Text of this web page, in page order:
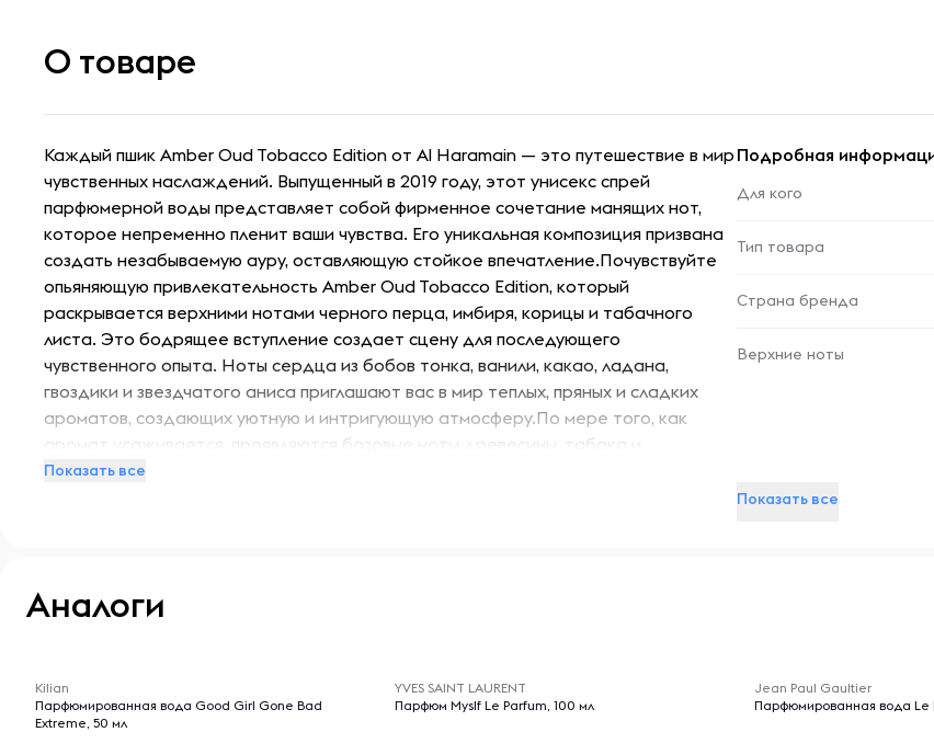
О товаре
Каждый пшик Amber Oud Tobacco Edition от Al Haramain — это путешествие в мир
чувственных наслаждений. Выпущенный в 2019 году, этот унисекс спрей
парфюмерной воды представляет собой фирменное сочетание манящих нот,
которое непременно пленит ваши чувства. Его уникальная композиция призвана
создать незабываемую ауру, оставляющую стойкое впечатление.Почувствуйте
опьяняющую привлекательность Amber Oud Tobacco Edition, который
раскрывается верхними нотами черного перца, имбиря, корицы и табачного
листа. Это бодрящее вступление создает сцену для последующего
чувственного опыта. Ноты сердца из бобов тонка, ванили, какао, ладана,
гвоздики и звездчатого аниса приглашают вас в мир теплых, пряных и сладких
ароматов, создающих уютную и интригующую атмосферу.По мере того, как
аромат усаживается, проявляются базовые ноты древесины, табака и
сухофруктов, окутывая вас древесным, насыщенным ароматом, который
Показать все
Подробная
Для кого
Тип товара
Страна бренда
Верхние ноты
Показать все
Аналоги
Kilian
Парфюмированная вода Good Girl Gone Bad
Extreme, 50 мл
YVES SAINT LAURENT
Парфюм Myslf Le Parfum, 100 мл
Jean Paul Gaultier
Парфюмированная вода Le